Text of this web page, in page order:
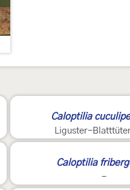
Caloptilia
Liguster-
Caloptilia
-